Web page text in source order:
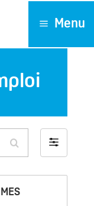
Menu
Filter
by